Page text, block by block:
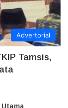
Advertorial
Tamsis,